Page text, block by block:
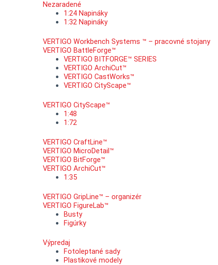
Nezaradené
1:24 Napináky
1:32 Napináky
VERTIGO Workbench Systems ™ – pracovné stojany
VERTIGO BattleForge™
VERTIGO BITFORGE™ SERIES
VERTIGO ArchiCut™
VERTIGO CastWorks™
VERTIGO CityScape™
VERTIGO CityScape™
1:48
1:72
VERTIGO CraftLine™
VERTIGO MicroDetail™
VERTIGO BitForge™
VERTIGO ArchiCut™
1:35
VERTIGO GripLine™ – organizér
VERTIGO FigureLab™
Busty
Figúrky
Výpredaj
Fotoleptané sady
Plastikové modely